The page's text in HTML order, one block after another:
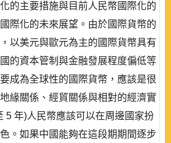
的主要措施與目前人民幣國際化的
際化的未來展望。由於國際貨幣的
以美元與歐元為主的國際貨幣具有
的資本管制與金融發展程度偏低等
成為全球性的國際貨幣，應該是很
緣關係、經貿關係與相對的經濟實
5 年)人民幣應該可以在周邊國家扮
。如果中國能夠在這段期期間逐步